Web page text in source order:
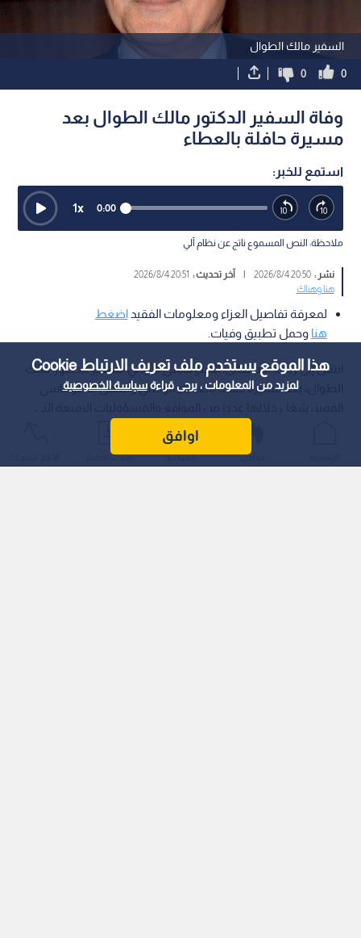
هذا الموقع يستخدم ملف تعريف الارتباط Cookie
لمزيد من المعلومات ، يرجى قراءةسياسة الخصوصية
اوافق
السفير مالك الطوال
0
0
وفاة السفير الدكتور مالك الطوال بعد
مسيرة حافلة بالعطاء
استمع للخبر:
0:00
1x
ملاحظة: النص المسموع ناتج عن نظام آلي
نشر :20:50 2026/8/4
| آخر تحديث : 20:51 2026/8/4
هنا وهناك
لمعرفة تفاصيل العزاء ومعلومات الفقيداضغط
هنا وحمل تطبيق وفيات.
انتقل إلى رحمة الله تعالى، الدبلوماسي الأردني السفير الدكتور مالك
الطوال، بعد مسيرة حافلة بالعطاء الوطني والعمل الدبلوماسي
المحافل الدبلوماسية الدولية والإقليمية.
عواجل المباشر أحدث الأخبار